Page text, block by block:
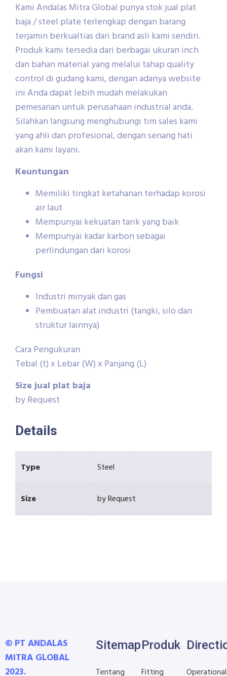
Kami Andalas Mitra Global punya stok jual plat
baja / steel plate terlengkap dengan barang
terjamin berkualtias dari brand asli kami sendiri.
Produk kami tersedia dari berbagai ukuran inch
dan bahan material yang melalui tahap quality
control di gudang kami, dengan adanya website
ini Anda dapat lebih mudah melakukan
pemesanan untuk perusahaan industrial anda.
Silahkan langsung menghubungi tim sales kami
yang ahli dan profesional, dengan senang hati
akan kami layani.
Keuntungan
Memiliki tingkat ketahanan terhadap korosi
air laut
Mempunyai kekuatan tarik yang baik
Mempunyai kadar karbon sebagai
perlindungan dari korosi
Fungsi
Industri minyak dan gas
Pembuatan alat industri (tangki, silo dan
struktur lainnya)
Cara Pengukuran
Tebal (t) x Lebar (W) x Panjang (L)
Size jual plat baja
by Request
Details
Type Steel
Size by Request
© PT ANDALAS
MITRA GLOBAL
2023.
Sitemap
Tentang
Produk
Fitting Operational